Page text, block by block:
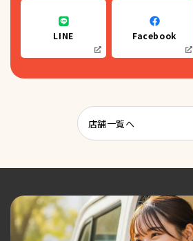
LINE Facebook
店舗一覧へ